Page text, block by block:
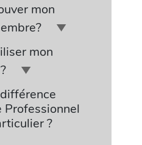
mon
mon
?